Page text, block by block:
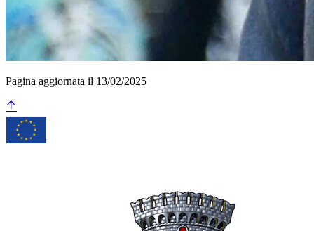
Pagina aggiornata il 13/02/2025